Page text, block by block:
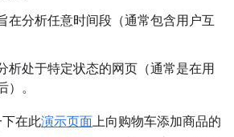
在分析任意时间段（通常包含用户互
析处于特定状态的网页（通常是在用
）。
在此演示页面上向购物车添加商品的